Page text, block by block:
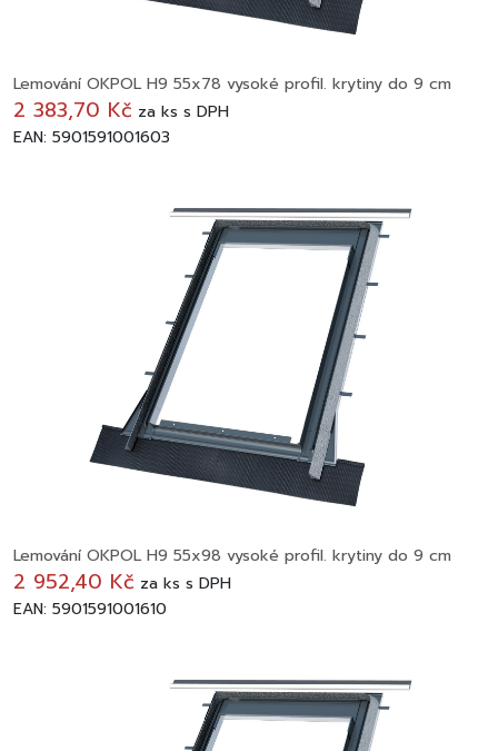
Lemování OKPOL H9 55x78 vysoké profil. krytiny do 9 cm
2 383,70 Kč za ks s DPH
EAN: 5901591001603
Lemování OKPOL H9 55x98 vysoké profil. krytiny do 9 cm
2 952,40 Kč za ks s DPH
EAN: 5901591001610